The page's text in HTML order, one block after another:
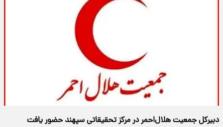
دبیرکل جمعیت هلال‌احمر در مرکز تحقیقاتی سپهند حضور یافت